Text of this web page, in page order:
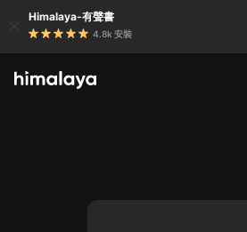
Himalaya-有聲書
4.8k 安裝